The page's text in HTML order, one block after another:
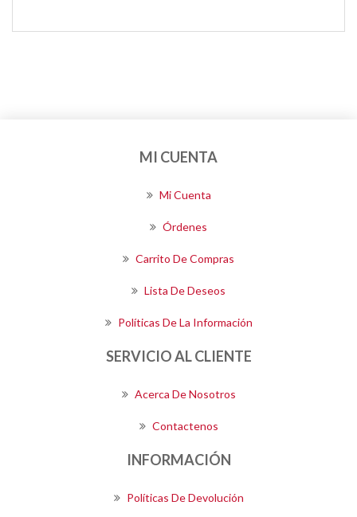
MI CUENTA
Mi Cuenta
Órdenes
Carrito De Compras
Lista De Deseos
Políticas De La Información
SERVICIO AL CLIENTE
Acerca De Nosotros
Contactenos
INFORMACIÓN
Políticas De Devolución